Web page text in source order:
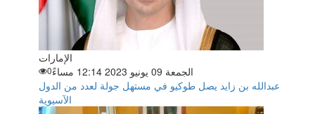
الإمارات
الجمعة 09 يونيو 2023 12:14 مساءً
0
عبدالله بن زايد يصل طوكيو في مستهل جولة لعدد من الدول
الآسيوية